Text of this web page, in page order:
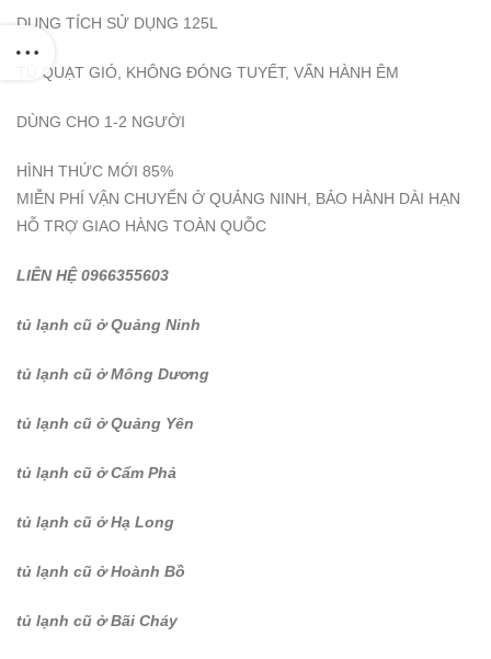
DUNG TÍCH SỬ DỤNG 125L
TỦ QUẠT GIÓ, KHÔNG ĐÓNG TUYẾT, VẤN HÀNH ÊM
DÙNG CHO 1-2 NGƯỜI
HÌNH THỨC MỚI 85%
MIỄN PHÍ VẬN CHUYỂN Ở QUẢNG NINH, BẢO HÀNH DÀI HẠN
HỖ TRỢ GIAO HÀNG TOÀN QUỖC
LIÊN HỆ 0966355603
tủ lạnh cũ ở Quảng Ninh
tủ lạnh cũ ở Mông Dương
tủ lạnh cũ ở Quảng Yên
tủ lạnh cũ ở Cẩm Phả
tủ lạnh cũ ở Hạ Long
tủ lạnh cũ ở Hoành Bồ
tủ lạnh cũ ở Bãi Cháy